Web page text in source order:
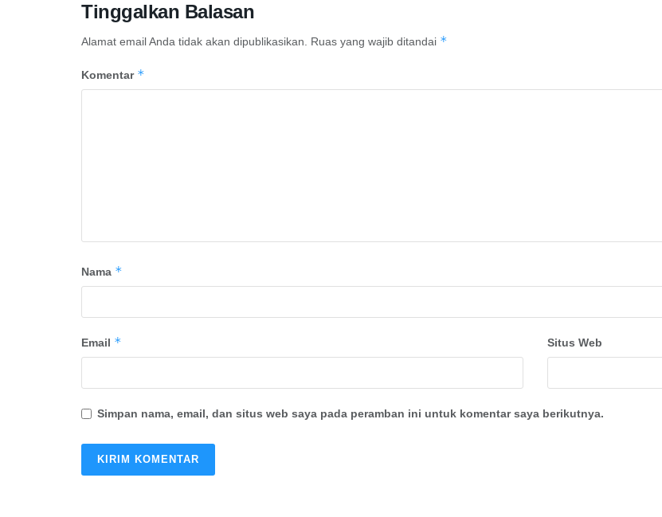
Tinggalkan Balasan
Alamat email Anda tidak akan dipublikasikan. Ruas yang wajib ditandai *
Komentar *
Nama *
Email * Situs Web
Simpan nama, email, dan situs web saya pada peramban ini untuk komentar saya berikutnya.